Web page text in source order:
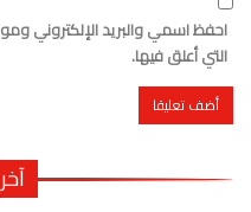
احفظ اسمي والبريد الإلكتروني
التي أعلق فيها.